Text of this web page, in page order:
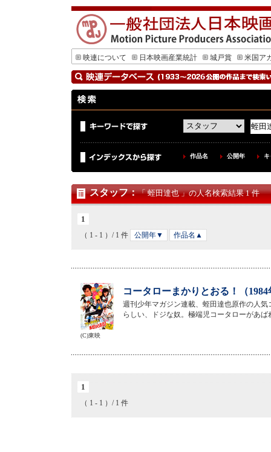
映連について 日本映画産業統計 城戸賞 米国ア
作品名 公開年
スタッフ：「 蛭田達也 」の人名検索結果 1 件
1
（ 1 - 1 ）/ 1 件 公開年▼ 作品名▲
コータローまかりとおる！（1984
週刊少年マガジン連載、蛭田達也原作の人
らしい、ドジな奴。極端児コータローがあ
(C)東映
1
（ 1 - 1 ）/ 1 件